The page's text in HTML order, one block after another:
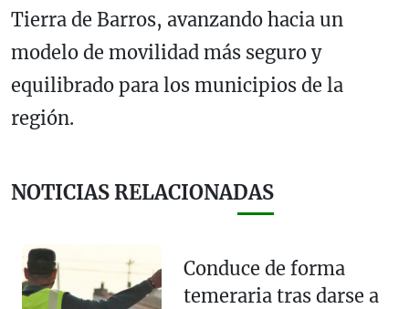
Tierra de Barros, avanzando hacia un
modelo de movilidad más seguro y
equilibrado para los municipios de la
región.
NOTICIAS RELACIONADAS
Conduce de forma
temeraria tras darse a